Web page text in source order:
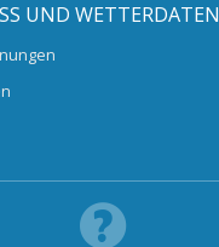
UND WETTERDATEN